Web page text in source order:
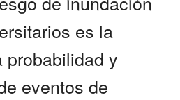
es la
probabilidad y
eventos de